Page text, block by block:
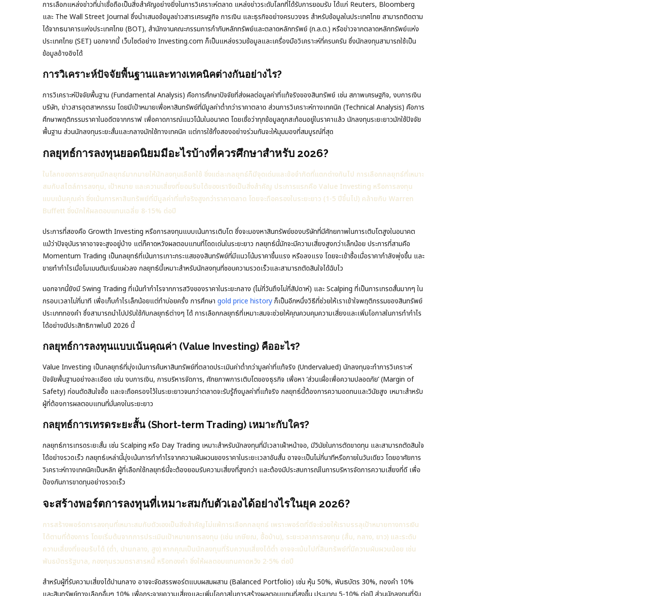
การเลือกแหล่งข่าวที่น่าเชื่อถือเป็นสิ่งสำคัญอย่างยิ่งในการวิเคราะห์ตลาด แหล่งข่าวระดับโลกที่ได้รับการยอมรับ ได้แก่ Reuters, Bloomberg
และ The Wall Street Journal ซึ่งนำเสนอข้อมูลข่าวสารเศรษฐกิจ การเงิน และธุรกิจอย่างครบวงจร สำหรับข้อมูลในประเทศไทย สามารถติดตาม
ได้จากธนาคารแห่งประเทศไทย (BOT), สำนักงานคณะกรรมการกำกับหลักทรัพย์และตลาดหลักทรัพย์ (ก.ล.ต.) หรือข่าวจากตลาดหลักทรัพย์แห่ง
ประเทศไทย (SET) นอกจากนี้ เว็บไซต์อย่าง Investing.com ก็เป็นแหล่งรวมข้อมูลและเครื่องมือวิเคราะห์ที่ครบครัน ซึ่งนักลงทุนสามารถใช้เป็น
ข้อมูลอ้างอิงได้
การวิเคราะห์ปัจจัยพื้นฐานและทางเทคนิคต่างกันอย่างไร?
การวิเคราะห์ปัจจัยพื้นฐาน (Fundamental Analysis) คือการศึกษาปัจจัยที่ส่งผลต่อมูลค่าที่แท้จริงของสินทรัพย์ เช่น สภาพเศรษฐกิจ, งบการเงิน
บริษัท, ข่าวสารอุตสาหกรรม โดยมีเป้าหมายเพื่อหาสินทรัพย์ที่มีมูลค่าต่ำกว่าราคาตลาด ส่วนการวิเคราะห์ทางเทคนิค (Technical Analysis) คือการ
ศึกษาพฤติกรรมราคาในอดีตจากกราฟ เพื่อคาดการณ์แนวโน้มในอนาคต โดยเชื่อว่าทุกข้อมูลถูกสะท้อนอยู่ในราคาแล้ว นักลงทุนระยะยาวมักใช้ปัจจัย
พื้นฐาน ส่วนนักลงทุนระยะสั้นและกลางมักใช้ทางเทคนิค แต่การใช้ทั้งสองอย่างร่วมกันจะให้มุมมองที่สมบูรณ์ที่สุด
กลยุทธ์การลงทุนยอดนิยมมีอะไรบ้างที่ควรศึกษาสำหรับ 2026?
ในโลกของการลงทุนมีกลยุทธ์มากมายให้นักลงทุนเลือกใช้ ซึ่งแต่ละกลยุทธ์ก็มีจุดเด่นและข้อจำกัดที่แตกต่างกันไป การเลือกกลยุทธ์ที่เหมาะ
สมกับสไตล์การลงทุน, เป้าหมาย และความเสี่ยงที่ยอมรับได้ของเราจึงเป็นสิ่งสำคัญ ประการแรกคือ Value Investing หรือการลงทุน
แบบเน้นคุณค่า ซึ่งเน้นการหาสินทรัพย์ที่มีมูลค่าที่แท้จริงสูงกว่าราคาตลาด โดยจะถือครองในระยะยาว (1-5 ปีขึ้นไป) คล้ายกับ Warren
Buffett ซึ่งมักให้ผลตอบแทนเฉลี่ย 8-15% ต่อปี
ประการที่สองคือ Growth Investing หรือการลงทุนแบบเน้นการเติบโต ซึ่งจะมองหาสินทรัพย์ของบริษัทที่มีศักยภาพในการเติบโตสูงในอนาคต
แม้ว่าปัจจุบันราคาอาจจะสูงอยู่บ้าง แต่ก็คาดหวังผลตอบแทนที่โดดเด่นในระยะยาว กลยุทธ์นี้มักจะมีความเสี่ยงสูงกว่าเล็กน้อย ประการที่สามคือ
Momentum Trading เป็นกลยุทธ์ที่เน้นการเกาะกระแสของสินทรัพย์ที่มีแนวโน้มราคาขึ้นแรง หรือลงแรง โดยจะเข้าซื้อเมื่อราคากำลังพุ่งขึ้น และ
ขายทำกำไรเมื่อโมเมนตัมเริ่มแผ่วลง กลยุทธ์นี้เหมาะสำหรับนักลงทุนที่ชอบความรวดเร็วและสามารถตัดสินใจได้ฉับไว
นอกจากนี้ยังมี Swing Trading ที่เน้นทำกำไรจากการสวิงของราคาในระยะกลาง (ไม่กี่วันถึงไม่กี่สัปดาห์) และ Scalping ที่เป็นการเทรดสั้นมากๆ ใน
กรอบเวลาไม่กี่นาที เพื่อเก็บกำไรเล็กน้อยแต่ทำบ่อยครั้ง การศึกษา gold price historyก็เป็นอีกหนึ่งวิธีที่ช่วยให้เราเข้าใจพฤติกรรมของสินทรัพย์
ประเภททองคำ ซึ่งสามารถนำไปปรับใช้กับกลยุทธ์ต่างๆ ได้ การเลือกกลยุทธ์ที่เหมาะสมจะช่วยให้คุณควบคุมความเสี่ยงและเพิ่มโอกาสในการทำกำไร
ได้อย่างมีประสิทธิภาพในปี 2026 นี้
กลยุทธ์การลงทุนแบบเน้นคุณค่า (Value Investing) คืออะไร?
Value Investing เป็นกลยุทธ์ที่มุ่งเน้นการค้นหาสินทรัพย์ที่ตลาดประเมินค่าต่ำกว่ามูลค่าที่แท้จริง (Undervalued) นักลงทุนจะทำการวิเคราะห์
ปัจจัยพื้นฐานอย่างละเอียด เช่น งบการเงิน, การบริหารจัดการ, ศักยภาพการเติบโตของธุรกิจ เพื่อหา ‘ส่วนเผื่อเพื่อความปลอดภัย’ (Margin of
Safety) ก่อนตัดสินใจซื้อ และจะถือครองไว้ในระยะยาวจนกว่าตลาดจะรับรู้ถึงมูลค่าที่แท้จริง กลยุทธ์นี้ต้องการความอดทนและวินัยสูง เหมาะสำหรับ
ผู้ที่ต้องการผลตอบแทนที่มั่นคงในระยะยาว
กลยุทธ์การเทรดระยะสั้น (Short-term Trading) เหมาะกับใคร?
กลยุทธ์การเทรดระยะสั้น เช่น Scalping หรือ Day Trading เหมาะสำหรับนักลงทุนที่มีเวลาเฝ้าหน้าจอ, มีวินัยในการตัดขาดทุน และสามารถตัดสินใจ
ได้อย่างรวดเร็ว กลยุทธ์เหล่านี้มุ่งเน้นการทำกำไรจากความผันผวนของราคาในระยะเวลาอันสั้น อาจจะเป็นไม่กี่นาทีหรือภายในวันเดียว โดยอาศัยการ
วิเคราะห์ทางเทคนิคเป็นหลัก ผู้ที่เลือกใช้กลยุทธ์นี้จะต้องยอมรับความเสี่ยงที่สูงกว่า และต้องมีประสบการณ์ในการบริหารจัดการความเสี่ยงที่ดี เพื่อ
ป้องกันการขาดทุนอย่างรวดเร็ว
จะสร้างพอร์ตการลงทุนที่เหมาะสมกับตัวเองได้อย่างไรในยุค 2026?
การสร้างพอร์ตการลงทุนที่เหมาะสมกับตัวเองเป็นสิ่งสำคัญไม่แพ้การเลือกกลยุทธ์ เพราะพอร์ตที่ดีจะช่วยให้เราบรรลุเป้าหมายทางการเงิน
ได้ตามที่ต้องการ โดยเริ่มต้นจากการประเมินเป้าหมายการลงทุน (เช่น เกษียณ, ซื้อบ้าน), ระยะเวลาการลงทุน (สั้น, กลาง, ยาว) และระดับ
ความเสี่ยงที่ยอมรับได้ (ต่ำ, ปานกลาง, สูง) หากคุณเป็นนักลงทุนที่รับความเสี่ยงได้ต่ำ อาจจะเน้นไปที่สินทรัพย์ที่มีความผันผวนน้อย เช่น
พันธบัตรรัฐบาล, กองทุนรวมตราสารหนี้ หรือทองคำ ซึ่งให้ผลตอบแทนคาดหวัง 2-5% ต่อปี
สำหรับผู้ที่รับความเสี่ยงได้ปานกลาง อาจจะจัดสรรพอร์ตแบบผสมผสาน (Balanced Portfolio) เช่น หุ้น 50%, พันธบัตร 30%, ทองคำ 10%